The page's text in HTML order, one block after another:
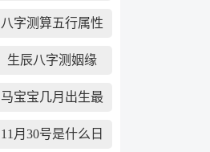
八字测算五行属性
生辰八字测姻缘
马宝宝几月出生最
好
11月30号是什么日